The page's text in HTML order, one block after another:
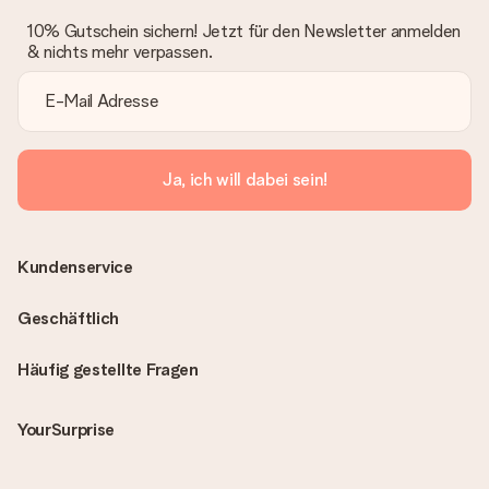
10% Gutschein sichern! Jetzt für den Newsletter anmelden
& nichts mehr verpassen.
Ja, ich will dabei sein!
Häufig gestellte Fragen
YourSurprise
Kundenservice
Geschäftlich